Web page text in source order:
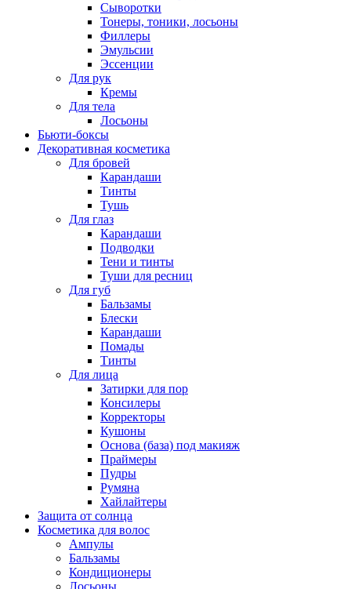
Сыворотки
Тонеры, тоники, лосьоны
Филлеры
Эмульсии
Эссенции
Для рук
Кремы
Для тела
Лосьоны
Бьюти-боксы
Декоративная косметика
Для бровей
Карандаши
Тинты
Тушь
Для глаз
Карандаши
Подводки
Тени и тинты
Туши для ресниц
Для губ
Бальзамы
Блески
Карандаши
Помады
Тинты
Для лица
Затирки для пор
Консилеры
Корректоры
Кушоны
Основа (база) под макияж
Праймеры
Пудры
Румяна
Хайлайтеры
Защита от солнца
Косметика для волос
Ампулы
Бальзамы
Кондиционеры